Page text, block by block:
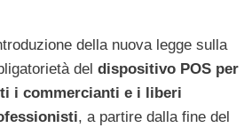
della nuova legge sulla
del dispositivo POS per
i commercianti e i liberi
, a partire dalla fine del